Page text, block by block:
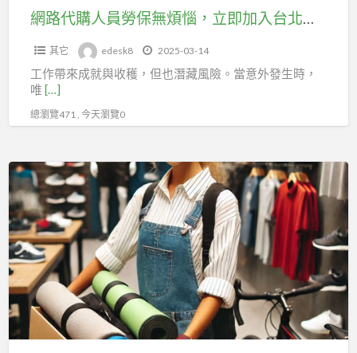
固！
北
市
百
貨
行
售
貨
職
業
網路代購人員勞保無煩惱，立即加入台北市百貨行售貨職業工會，保障您的未來
其它 edesk8 2025-03-14
工作帶來成就與收穫，但也潛藏風險。當意外發生時，
唯 […]
總瀏覽471 , 今天瀏覽0
加
入
台
北
市
百
貨
行
售